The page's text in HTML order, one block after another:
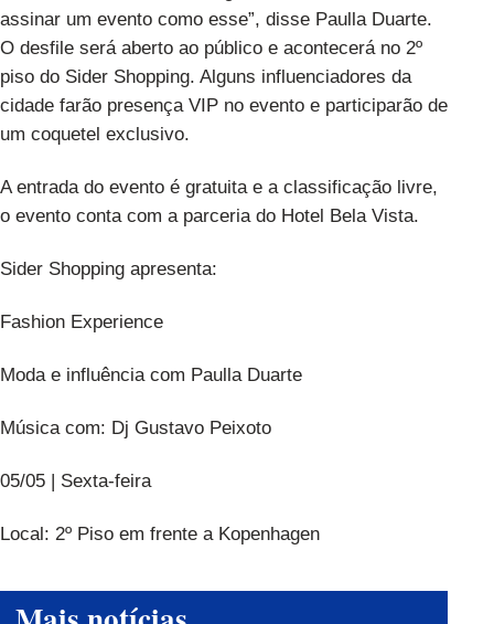
assinar um evento como esse”, disse Paulla Duarte.
O desfile será aberto ao público e acontecerá no 2º
piso do Sider Shopping. Alguns influenciadores da
cidade farão presença VIP no evento e participarão de
um coquetel exclusivo.
A entrada do evento é gratuita e a classificação livre,
o evento conta com a parceria do Hotel Bela Vista.
Sider Shopping apresenta:
Fashion Experience
Moda e influência com Paulla Duarte
Música com: Dj Gustavo Peixoto
05/05 | Sexta-feira
Local: 2º Piso em frente a Kopenhagen